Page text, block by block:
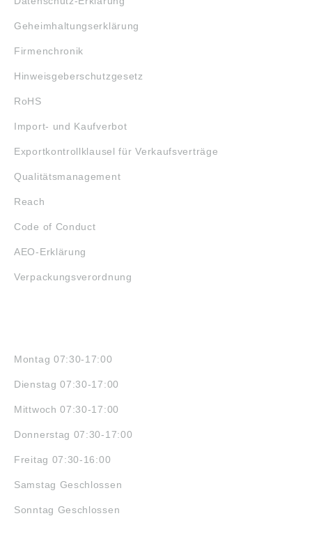
Geheimhaltungserklärung
Firmenchronik
Hinweisgeberschutzgesetz
RoHS
Import- und Kaufverbot
Exportkontrollklausel für Verkaufsverträge
Qualitätsmanagement
Reach
Code of Conduct
AEO-Erklärung
Verpackungsverordnung
Montag 07:30-17:00
Dienstag 07:30-17:00
Mittwoch 07:30-17:00
Donnerstag 07:30-17:00
Freitag 07:30-16:00
Samstag Geschlossen
Sonntag Geschlossen